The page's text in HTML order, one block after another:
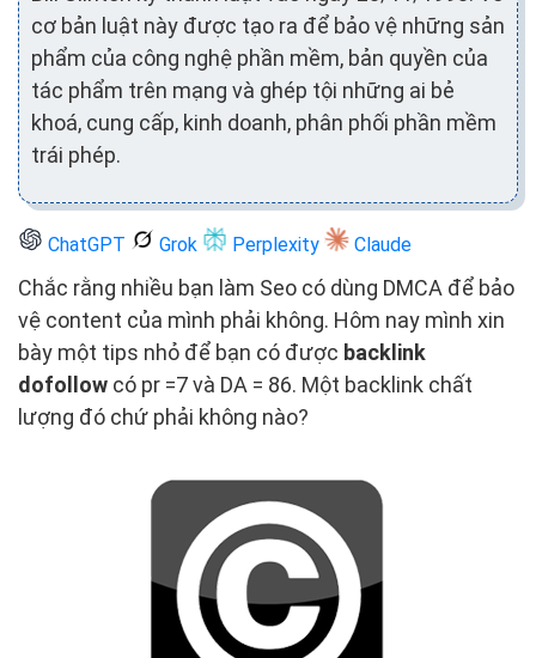
cơ bản luật này được tạo ra để bảo vệ những sản
phẩm của công nghệ phần mềm, bản quyền của
tác phẩm trên mạng và ghép tội những ai bẻ
khoá, cung cấp, kinh doanh, phân phối phần mềm
trái phép.
ChatGPT Grok Perplexity Claude
Chắc rằng nhiều bạn làm Seo có dùng DMCA để bảo
vệ content của mình phải không. Hôm nay mình xin
bày một tips nhỏ để bạn có được backlink
dofollow có pr =7 và DA = 86. Một backlink chất
lượng đó chứ phải không nào?